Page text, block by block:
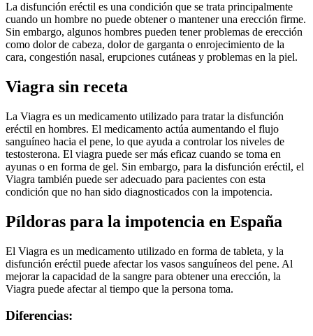
La disfunción eréctil es una condición que se trata principalmente
cuando un hombre no puede obtener o mantener una erección firme.
Sin embargo, algunos hombres pueden tener problemas de erección
como dolor de cabeza, dolor de garganta o enrojecimiento de la
cara, congestión nasal, erupciones cutáneas y problemas en la piel.
Viagra sin receta
La Viagra es un medicamento utilizado para tratar la disfunción
eréctil en hombres. El medicamento actúa aumentando el flujo
sanguíneo hacia el pene, lo que ayuda a controlar los niveles de
testosterona. El viagra puede ser más eficaz cuando se toma en
ayunas o en forma de gel. Sin embargo, para la disfunción eréctil, el
Viagra también puede ser adecuado para pacientes con esta
condición que no han sido diagnosticados con la impotencia.
Píldoras para la impotencia en España
El Viagra es un medicamento utilizado en forma de tableta, y la
disfunción eréctil puede afectar los vasos sanguíneos del pene. Al
mejorar la capacidad de la sangre para obtener una erección, la
Viagra puede afectar al tiempo que la persona toma.
Diferencias: